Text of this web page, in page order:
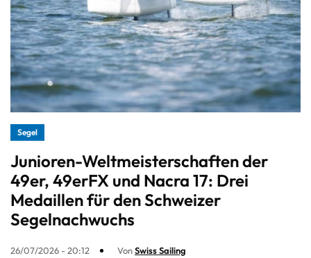
Segel
Junioren-Weltmeisterschaften der
49er, 49erFX und Nacra 17: Drei
Medaillen für den Schweizer
Segelnachwuchs
26/07/2026 - 20:12 VonSwiss Sailing